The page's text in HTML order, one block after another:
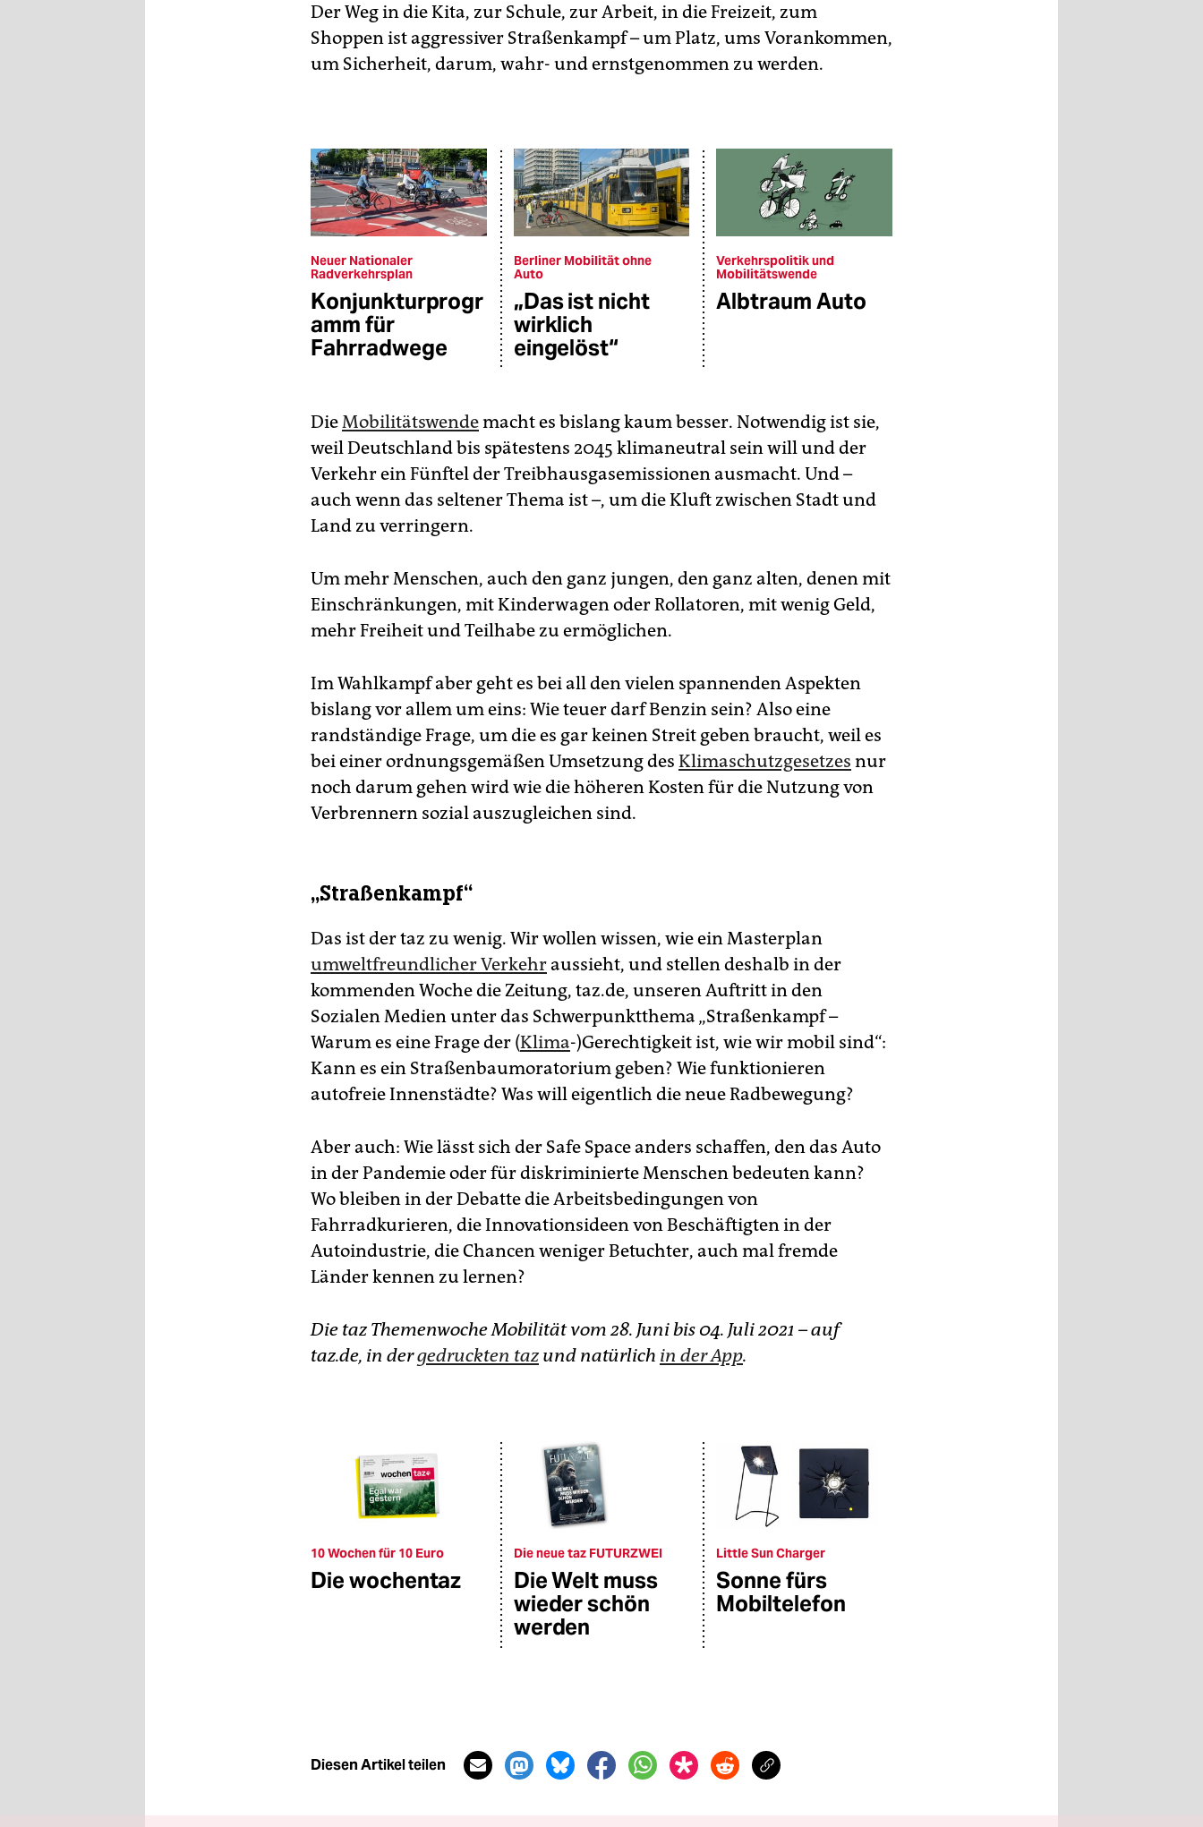
Der Weg in die Kita, zur Schule, zur Arbeit, in die Freizeit, zum
Shoppen ist aggressiver Straßenkampf – um Platz, ums Vorankommen,
um Sicherheit, darum, wahr- und ernstgenommen zu werden.
Neuer Nationaler
Radverkehrsplan
Konjunkturprogr
amm für
Fahrradwege
Berliner Mobilität ohne
Auto
„Das ist nicht
wirklich
eingelöst“
Verkehrspolitik und
Mobilitätswende
Albtraum Auto
DieMobilitätswendemacht es bislang kaum besser. Notwendig ist sie,
weil Deutschland bis spätestens 2045 klimaneutral sein will und der
Verkehr ein Fünftel der Treibhausgasemissionen ausmacht. Und –
auch wenn das seltener Thema ist –, um die Kluft zwischen Stadt und
Land zu verringern.
Um mehr Menschen, auch den ganz jungen, den ganz alten, denen mit
Einschränkungen, mit Kinderwagen oder Rollatoren, mit wenig Geld,
mehr Freiheit und Teilhabe zu ermöglichen.
Im Wahlkampf aber geht es bei all den vielen spannenden Aspekten
bislang vor allem um eins: Wie teuer darf Benzin sein? Also eine
randständige Frage, um die es gar keinen Streit geben braucht, weil es
bei einer ordnungsgemäßen Umsetzung des Klimaschutzgesetzes nur
noch darum gehen wird wie die höheren Kosten für die Nutzung von
Verbrennern sozial auszugleichen sind.
„Straßenkampf“
Das ist der taz zu wenig. Wir wollen wissen, wie ein Masterplan
umweltfreundlicher Verkehraussieht, und stellen deshalb in der
kommenden Woche die Zeitung, taz.de, unseren Auftritt in den
Sozialen Medien unter das Schwerpunktthema „Straßenkampf –
Warum es eine Frage der (Klima-)Gerechtigkeit ist, wie wir mobil sind“:
Kann es ein Straßenbaumoratorium geben? Wie funktionieren
autofreie Innenstädte? Was will eigentlich die neue Radbewegung?
Aber auch: Wie lässt sich der Safe Space anders schaffen, den das Auto
in der Pandemie oder für diskriminierte Menschen bedeuten kann?
Wo bleiben in der Debatte die Arbeitsbedingungen von
Fahrradkurieren, die Innovationsideen von Beschäftigten in der
Autoindustrie, die Chancen weniger Betuchter, auch mal fremde
Länder kennen zu lernen?
Die taz Themenwoche Mobilität vom 28. Juni bis 04. Juli 2021 – auf
taz.de, in dergedruckten taz und natürlich in der App.
10 Wochen für 10 Euro
Die wochentaz
Die neue taz FUTURZWEI
Die Welt muss
wieder schön
werden
Little Sun Charger
Sonne fürs
Mobiltelefon
Diesen Artikel teilen